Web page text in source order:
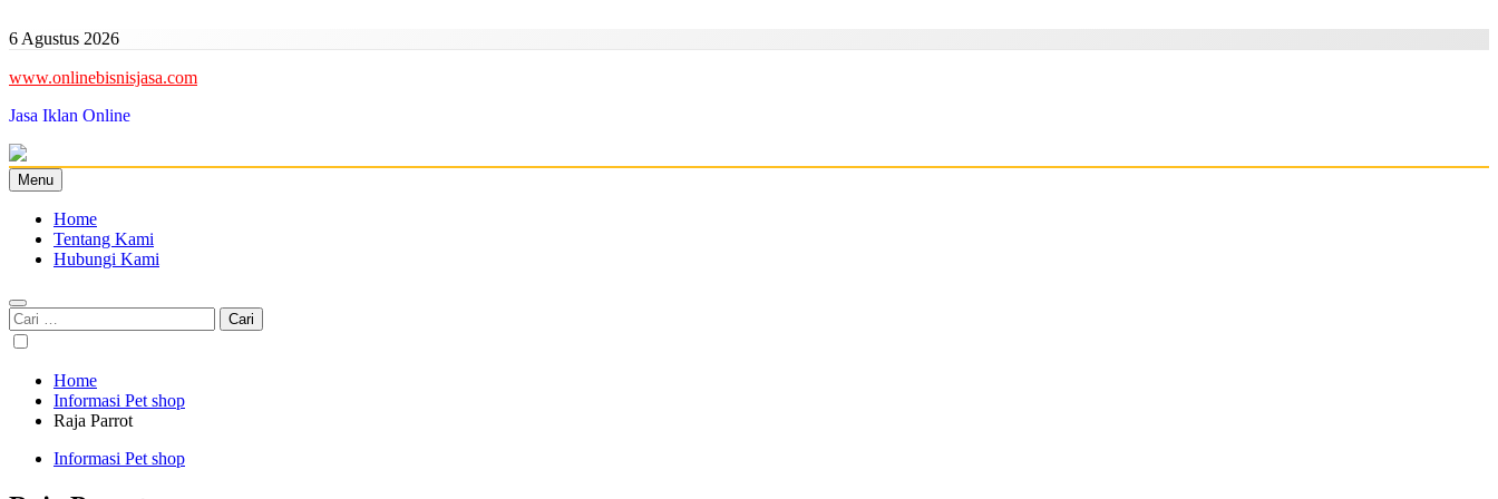
to
6 Agustus 2026
www.onlinebisnisjasa.com
Jasa Iklan Online
Menu
Home
Tentang Kami
Hubungi Kami
Cari
untuk:
Home
Informasi Pet shop
Raja Parrot
Informasi Pet shop